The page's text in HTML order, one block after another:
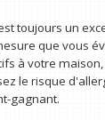
toujours un
que vous
à votre
le risque
gagnant.